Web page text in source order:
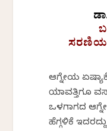
ಆಗ್ನೇಯ
ಯಾವತ್ತಿಗೂ
ಒಳಗಾಗದ
ಹೆಗ್ಗಳಿಕೆ